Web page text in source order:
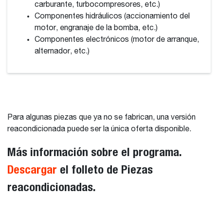
carburante, turbocompresores, etc.)
Componentes hidráulicos (accionamiento del
motor, engranaje de la bomba, etc.)
Componentes electrónicos (motor de arranque,
alternador, etc.)
Para algunas piezas que ya no se fabrican, una versión
reacondicionada puede ser la única oferta disponible.
Más información sobre el programa.
Descargar el folleto de Piezas
reacondicionadas.